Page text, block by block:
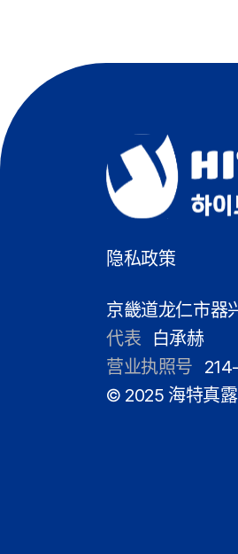
隐私政策
京畿道龙仁市器
代表
白承赫
营业执照号
© 2025 海特真